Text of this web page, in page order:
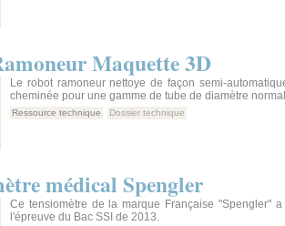
Maquette 3D
Le robot ramoneur nettoye de façon semi-
cheminée pour une gamme de tube de diamètre
Ressource technique Dossier technique
médical Spengler
Ce tensiomètre de la marque Française "Spengler"
l'épreuve du Bac SSI de 2013.